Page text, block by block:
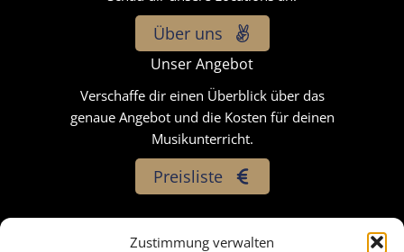
Zustimmung verwalten
Über uns
Unser Angebot
Verschaffe dir einen Überblick über das
genaue Angebot und die Kosten für deinen
Musikunterricht.
Preisliste